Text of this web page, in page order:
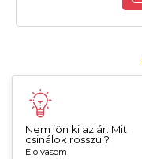
Nem jön ki az ár. Mit
csinálok rosszul?
Elolvasom